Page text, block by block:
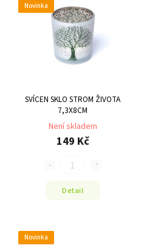
Novinka
SVÍCEN SKLO STROM ŽIVOTA
7,3X8CM
Není skladem
149 Kč
Detail
Novinka